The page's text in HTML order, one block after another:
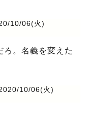
10/06(火)
ろ。名義を変えた
10/06(火)